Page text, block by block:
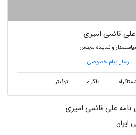
علی قائمی امیری
و نماینده مجلس
ارسال پیام خصوصی
تلگرام توئیتر
نامه علی قائمی امیری
ایران